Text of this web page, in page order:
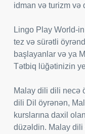
idman və turizm və
Lingo Play World-
tez və sürətli
başlayanlar və ya
Tətbiq lüğətinizin
Malay dili dili necə
dili Dil öyrənən,
kurslarına daxil
düzəldin. Malay